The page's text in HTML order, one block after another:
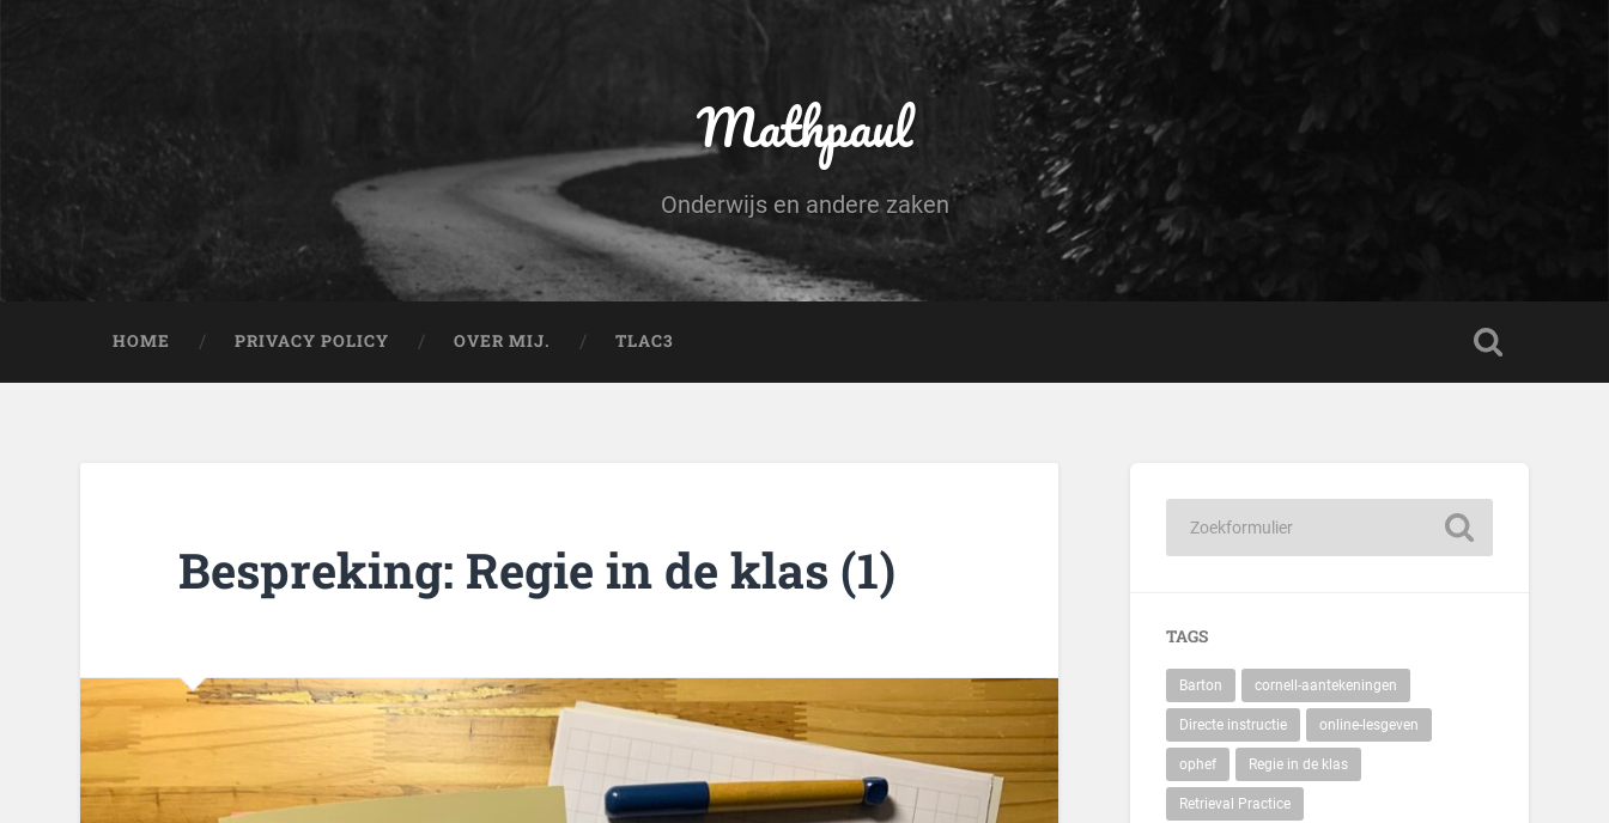
Mathpaul
Onderwijs en andere zaken
HOME PRIVACY POLICY OVER MIJ. TLAC3
Bespreking: Regie in de klas (1)
TAGS
Barton cornell-aantekeningen
Directe instructie online-lesgeven
ophef Regie in de klas
Retrieval Practice